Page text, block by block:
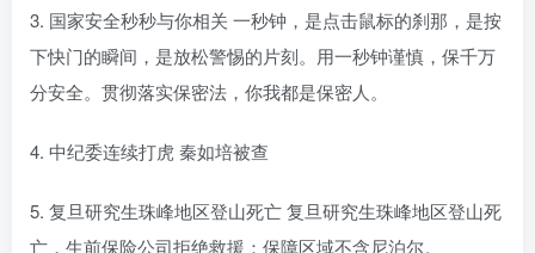
3. 国家安全秒秒与你相关 一秒钟，是点击鼠标的刹那，是按
下快门的瞬间，是放松警惕的片刻。用一秒钟谨慎，保千万
分安全。贯彻落实保密法，你我都是保密人。
4. 中纪委连续打虎 秦如培被查
5. 复旦研究生珠峰地区登山死亡 复旦研究生珠峰地区登山死
亡，生前保险公司拒绝救援：保障区域不含尼泊尔。